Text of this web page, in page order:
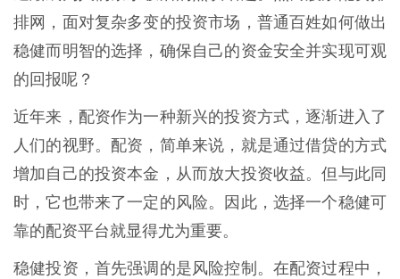
排网，面对复杂多变的投资市场，普通百姓如何做出
稳健而明智的选择，确保自己的资金安全并实现可观
的回报呢？
近年来，配资作为一种新兴的投资方式，逐渐进入了
人们的视野。配资，简单来说，就是通过借贷的方式
增加自己的投资本金，从而放大投资收益。但与此同
时，它也带来了一定的风险。因此，选择一个稳健可
靠的配资平台就显得尤为重要。
稳健投资，首先强调的是风险控制。在配资过程中，